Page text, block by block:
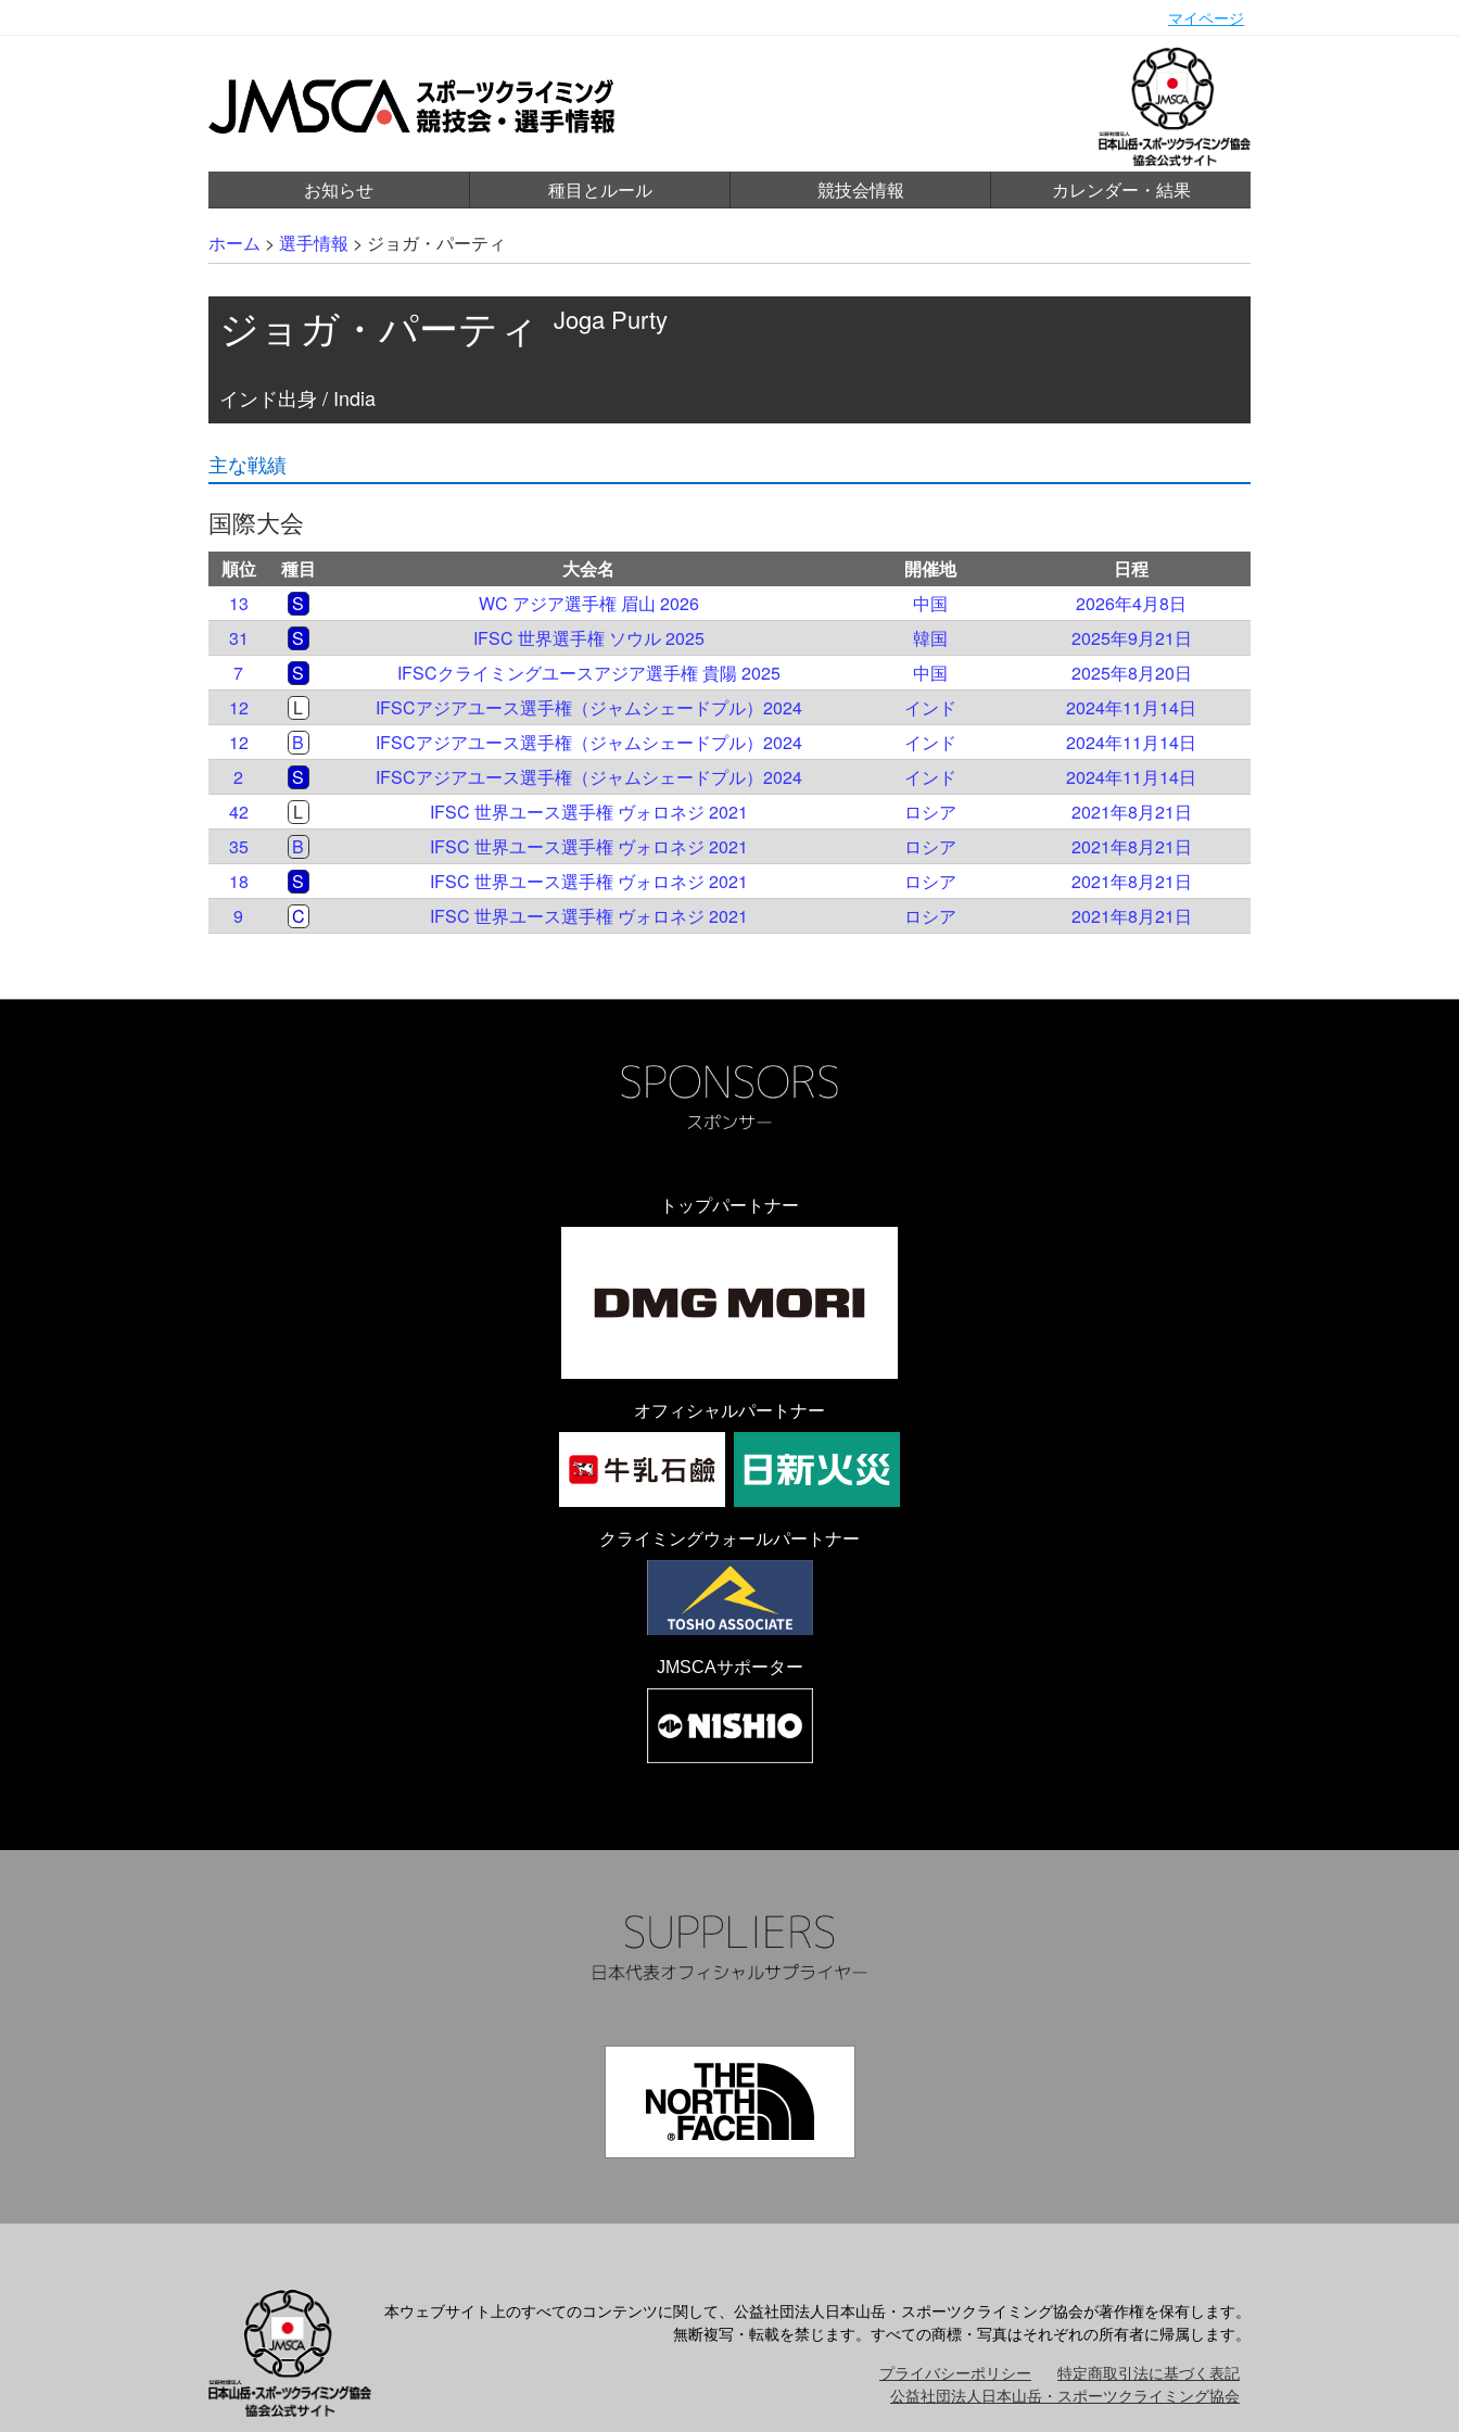
マイページ
お知らせ 種目とルール 競技会情報 カレンダー・結果
ホーム > 選手情報 > ジョガ・パーティ
ジョガ・パーティ Joga Purty
インド出身 / India
主な戦績
国際大会
順位 種目 大会名 開催地
日程
13
S WC アジア選手権 眉山 2026 中国
2026年4月8日
31
S IFSC 世界選手権 ソウル 2025 韓国
2025年9月21日
7
S IFSCクライミングユースアジア選手権 貴陽 2025 中国
2025年8月20日
12
L IFSCアジアユース選手権（ジャムシェードプル）2024 インド
2024年11月14日
12
B IFSCアジアユース選手権（ジャムシェードプル）2024 インド
2024年11月14日
2
S IFSCアジアユース選手権（ジャムシェードプル）2024 インド
2024年11月14日
42
L IFSC 世界ユース選手権 ヴォロネジ 2021 ロシア
2021年8月21日
35
B IFSC 世界ユース選手権 ヴォロネジ 2021 ロシア
2021年8月21日
18
S IFSC 世界ユース選手権 ヴォロネジ 2021 ロシア
2021年8月21日
9
C IFSC 世界ユース選手権 ヴォロネジ 2021 ロシア 2021年8月21日
トップパートナー
オフィシャルパートナー
クライミングウォールパートナー
JMSCAサポーター
本ウェブサイト上のすべてのコンテンツに関して、公益社団法人日本山岳・スポーツクライミング協会が著作権を保有します。
無断複写・転載を禁じます。すべての商標・写真はそれぞれの所有者に帰属します。
プライバシーポリシー
特定商取引法に基づく表記
公益社団法人日本山岳・スポーツクライミング協会